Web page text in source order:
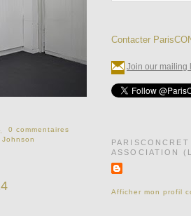
0 commentaires
Contacter
Join our mailing
PARISCONCRET
ASSOCIATION
Afficher mon profil